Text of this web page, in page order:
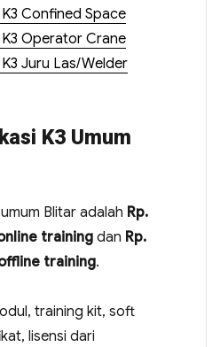
Confined Space
Operator Crane
Juru Las/Welder
K3 Umum
Blitar adalah Rp.
trainingdan Rp.
training.
training kit, soft
lisensi dari